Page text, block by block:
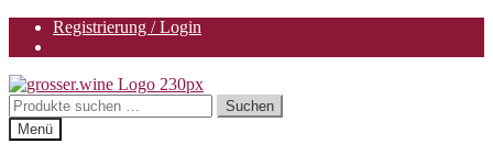
Registrierung / Login
Zur
Navigation
springen
Zum
Inhalt
springen
Suchen
nach:
Suchen
Menü